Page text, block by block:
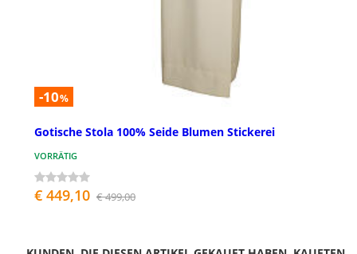
-10%
Gotische Stola 100% Seide Blumen Stickerei
VORRÄTIG
€ 449,10 € 499,00